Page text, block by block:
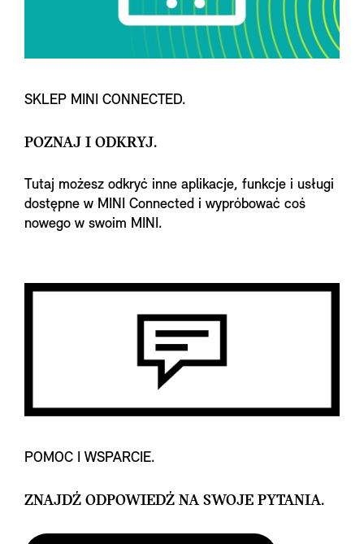
SKLEP MINI CONNECTED.
POZNAJ I ODKRYJ.
Tutaj możesz odkryć inne aplikacje, funkcje i usługi
dostępne w MINI Connected i wypróbować coś
nowego w swoim MINI.
POMOC I WSPARCIE.
ZNAJDŹ ODPOWIEDŹ NA SWOJE PYTANIA.